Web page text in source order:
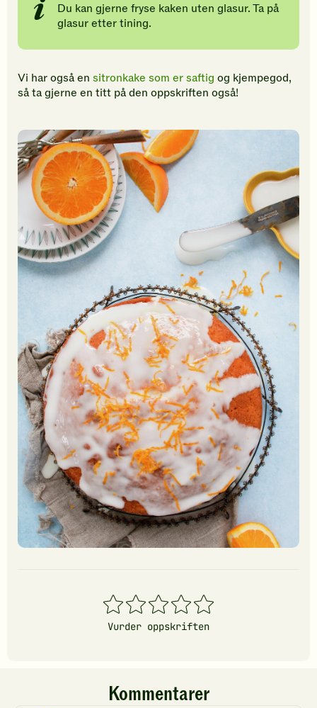
Du kan gjerne fryse kaken uten glasur. Ta på
glasur etter tining.
Vi har også en sitronkake som er saftig og kjempegod,
så ta gjerne en titt på den oppskriften også!
1
stjerner
2
stjerner
3
stjerner
4
stjerner
5
stjerner
Vurder oppskriften
Kommentarer